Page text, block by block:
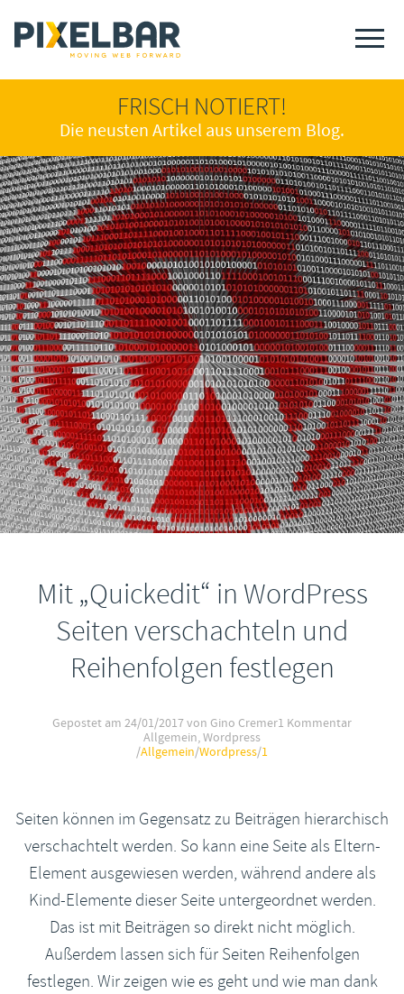
FRISCH NOTIERT!
Die neusten Artikel aus unserem Blog.
Mit „Quickedit“ in WordPress
Seiten verschachteln und
Reihenfolgen festlegen
Gepostet am 24/01/2017von Gino Cremer1 Kommentar
Allgemein,Wordpress
/Allgemein/Wordpress/1
Seiten können im Gegensatz zu Beiträgen hierarchisch
verschachtelt werden. So kann eine Seite als Eltern-
Element ausgewiesen werden, während andere als
Kind-Elemente dieser Seite untergeordnet werden.
Das ist mit Beiträgen so direkt nicht möglich.
Außerdem lassen sich für Seiten Reihenfolgen
festlegen. Wir zeigen wie es geht und wie man dank